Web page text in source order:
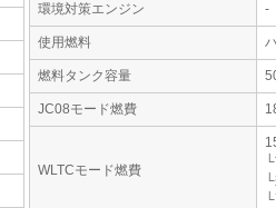
環境対策エンジン -
使用燃料
燃料タンク容量
JC08モード燃費
WLTCモード燃費